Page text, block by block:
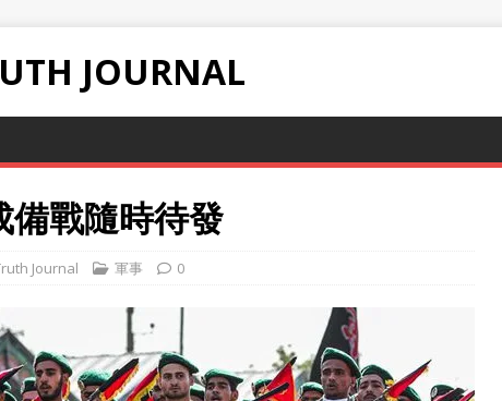
JOURNAL
備戰隨時待發
Journal 軍事 0